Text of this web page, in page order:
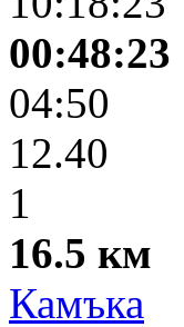
00:48:23
04:50
12.40
1
16.5 км
Камъка